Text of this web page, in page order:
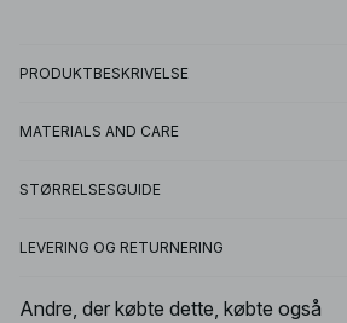
PRODUKTBESKRIVELSE
MATERIALS AND CARE
STØRRELSESGUIDE
LEVERING OG RETURNERING
Andre, der købte dette, købte også